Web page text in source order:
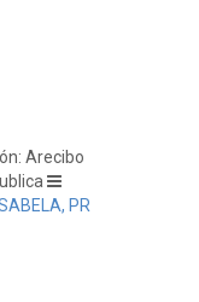
Arecibo
PR